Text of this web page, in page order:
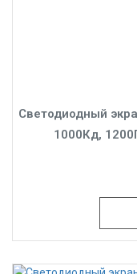
Светодиодный
1000Кд,